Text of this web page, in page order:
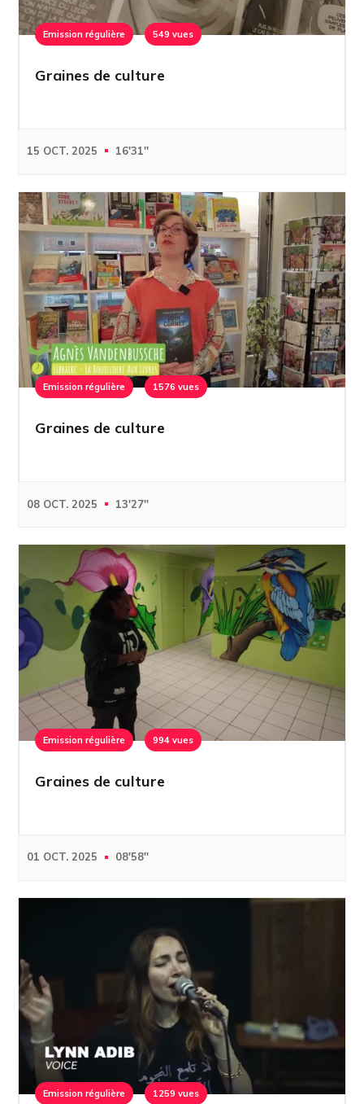
Emission régulière 549 vues
Graines de culture
15 OCT. 2025 16'31''
Emission régulière 1576 vues
Graines de culture
08 OCT. 2025 13'27''
Emission régulière 994 vues
Graines de culture
01 OCT. 2025 08'58''
Emission régulière 1259 vues